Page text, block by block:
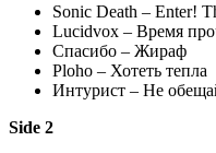
Sonic Death – Enter!
Lucidvox – Время
Спасибо – Жираф
Ploho – Хотеть тепла
Интурист – Не
Side 2